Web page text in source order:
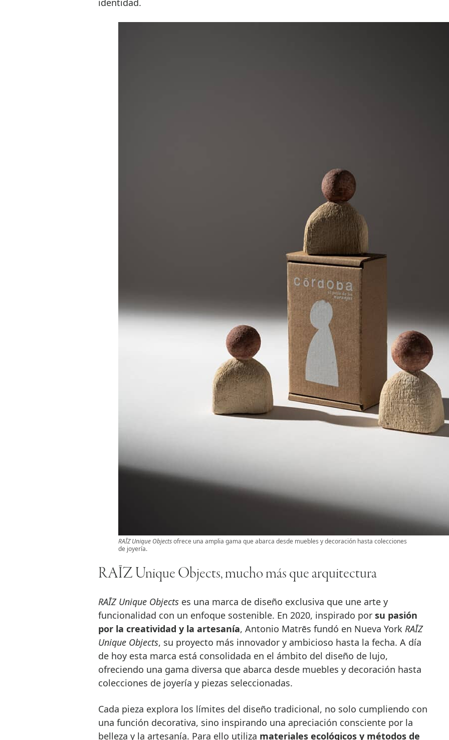
identidad.
RAĪZ Unique Objectsofrece una amplia gama que abarca desde muebles y decoración hasta colecciones
de joyería.
RAĪZ Unique Objects, mucho más que arquitectura
RAĪZ Unique Objectses una marca de diseño exclusiva que une arte y
funcionalidad con un enfoque sostenible. En 2020, inspirado por su pasión
por la creatividad y la artesanía, Antonio Matrēs fundó en Nueva York RAĪZ
Unique Objects, su proyecto más innovador y ambicioso hasta la fecha. A día
de hoy esta marca está consolidada en el ámbito del diseño de lujo,
ofreciendo una gama diversa que abarca desde muebles y decoración hasta
colecciones de joyería y piezas seleccionadas.
Cada pieza explora los límites del diseño tradicional, no solo cumpliendo con
una función decorativa, sino inspirando una apreciación consciente por la
belleza y la artesanía. Para ello utiliza materiales ecológicos y métodos de